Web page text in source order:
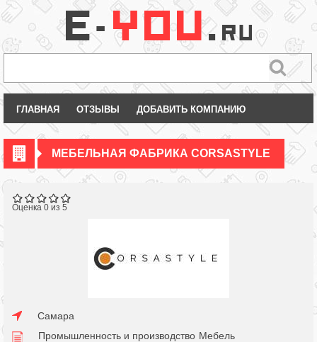
ГЛАВНАЯ ОТЗЫВЫ ДОБАВИТЬ КОМПАНИЮ
МЕБЕЛЬНАЯ ФАБРИКА CORSASTYLE
Оценка 0 из 5
Самара
Промышленность и производство Мебель